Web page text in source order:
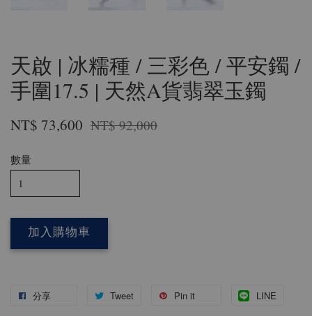
天啟 | 冰糯種 / 三彩色 / 平安鐲 /
手圍17.5 | 天然A貨翡翠玉鐲
NT$ 73,600 NT$ 92,000
數量
加入購物車
分享 Tweet Pin it LINE